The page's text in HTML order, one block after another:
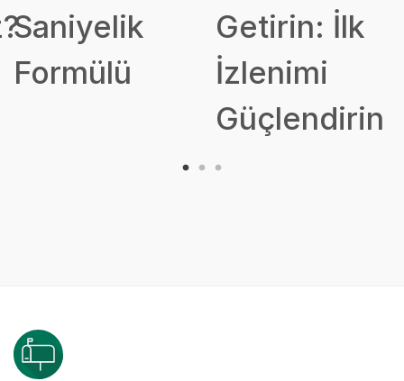
Saniyelik
Formülü
Getirin: İlk
İzlenimi
Güçlendirin